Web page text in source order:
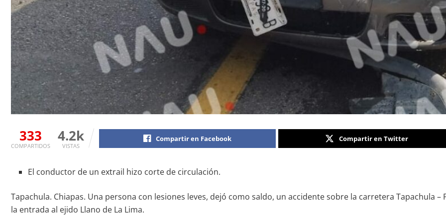
333
COMPARTIDOS
4.2k
VISTAS
Compartir en Facebook Compartir en Twitter
El conductor de un extrail hizo corte de circulación.
Tapachula. Chiapas. Una persona con lesiones leves, dejó como saldo, un accidente sobre la carretera Tapachula
la entrada al ejido Llano de La Lima.